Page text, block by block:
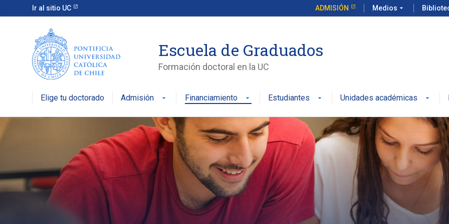
Ir al sitio UC ADMISIÓN Medios arrow_drop_down
Escuela de Graduados
Formación doctoral en la UC
Elige tu doctorado Admisión Financiamiento Estudiantes Unidades académicas